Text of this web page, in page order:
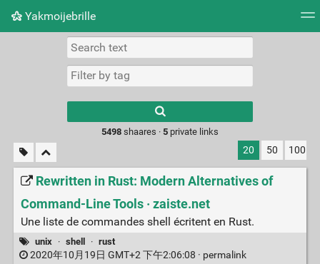
Yakmoijebrille
Picture wall
results.
5498shaares · 5private links
20 50 100
Rewritten in Rust: Modern Alternatives of
Command-Line Tools · zaiste.net
Une liste de commandes shell écritent en Rust.
unix · shell · rust
2020年10月19日 GMT+2 下午2:06:08 · permalink